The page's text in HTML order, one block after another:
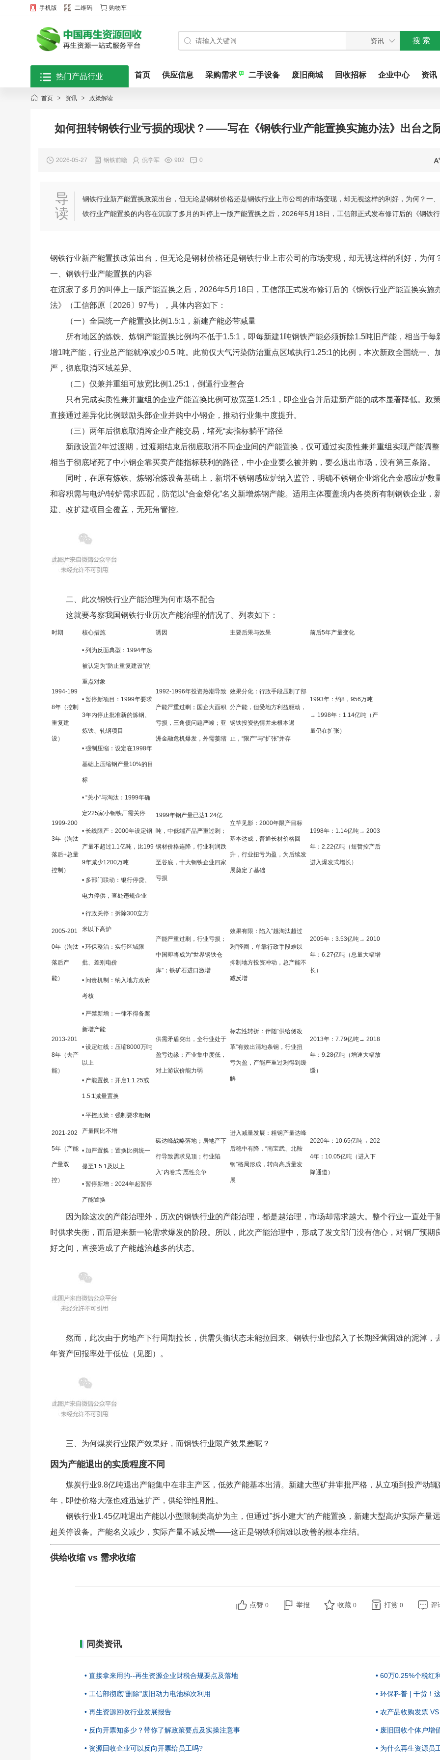
手机版 二维码 购物车
热门产品行业 首页 供应信息 采购需求 二手设备 废旧商城 回收招标 企业中心 资讯
首页 > 资讯 > 政策解读
如何扭转钢铁行业亏损的现状？——写在《钢铁行业产能置换实施办法》出台之
2026-05-27 钢铁前瞻 倪学军 902 0
导
读
钢铁行业新产能置换政策出台，但无论是钢材价格还是钢铁行业上市公司的市场变现，却无视这样的利好，为何？一
铁行业产能置换的内容在沉寂了多月的叫停上一版产能置换之后，2026年5月18日，工信部正式发布修订后的《钢铁
钢铁行业新产能置换政策出台，但无论是钢材价格还是钢铁行业上市公司的市场变现，却无视这样的利好，为何
一、钢铁行业产能置换的内容
在沉寂了多月的叫停上一版产能置换之后，2026年5月18日，工信部正式发布修订后的《钢铁行业产能置换实施
法》（工信部原〔2026〕97号），具体内容如下：
（一）全国统一产能置换比例1.5:1，新建产能必带减量
所有地区的炼铁、炼钢产能置换比例均不低于1.5:1，即每新建1吨钢铁产能必须拆除1.5吨旧产能，相当于每
增1吨产能，行业总产能就净减少0.5 吨。此前仅大气污染防治重点区域执行1.25:1的比例，本次新政全国统一、
严，彻底取消区域差异。
（二）仅兼并重组可放宽比例1.25:1，倒逼行业整合
只有完成实质性兼并重组的企业产能置换比例可放宽至1.25:1，即企业合并后建新产能的成本显著降低。政
直接通过差异化比例鼓励头部企业并购中小钢企，推动行业集中度提升。
（三）两年后彻底取消跨企业产能交易，堵死“卖指标躺平”路径
新政设置2年过渡期，过渡期结束后彻底取消不同企业间的产能置换，仅可通过实质性兼并重组实现产能调
相当于彻底堵死了中小钢企靠买卖产能指标获利的路径，中小企业要么被并购，要么退出市场，没有第三条路。
同时，在原有炼铁、炼钢冶炼设备基础上，新增不锈钢感应炉纳入监管，明确不锈钢企业熔化合金感应炉数
和容积需与电炉/转炉需求匹配，防范以“合金熔化”名义新增炼钢产能。适用主体覆盖境内各类所有制钢铁企业，
建、改扩建项目全覆盖，无死角管控。
二、此次钢铁行业产能治理为何市场不配合
这就要考察我国钢铁行业历次产能治理的情况了。列表如下：
时期 核心措施 诱因 主要后果与效果 前后5年产量变化
1994-199
8年（控制
重复建
设）
• 列为反面典型：1994年起
被认定为“防止重复建设”的
重点对象
1992-1996年投资热潮导致
产能严重过剩；国企大面积
亏损，三角债问题严峻；亚
洲金融危机爆发，外需萎缩
效果分化：行政手段压制了部
分产能，但受地方利益驱动，
钢铁投资热情并未根本遏
止，“限产”与“扩张”并存
1993年：约8，956万吨
→ 1998年：1.14亿吨（产
量仍在扩张）
• 暂停新项目：1999年要求
3年内停止批准新的炼钢、
炼铁、轧钢项目
• 强制压缩：设定在1998年
基础上压缩钢产量10%的目
标
1999-200
3年（淘汰
落后+总量
控制）
• “关小”与淘汰：1999年确
定225家小钢铁厂需关停 1999年钢产量已达1.24亿
吨，中低端产品严重过剩；
钢材价格连降，行业利润跌
至谷底，十大钢铁企业四家
亏损
立竿见影：2000年限产目标
基本达成，普通长材价格回
升，行业扭亏为盈，为后续发
展奠定了基础
1998年：1.14亿吨→ 2003
年：2.22亿吨（短暂控产后
进入爆发式增长）
• 长线限产：2000年设定钢
产量不超过1.1亿吨，比199
9年减少1200万吨
• 多部门联动：银行停贷、
电力停供，查处违规企业
2005-201
0年（淘汰
落后产
能）
• 行政关停：拆除300立方
米以下高炉
产能严重过剩，行业亏损；
中国即将成为“世界钢铁仓
库”；铁矿石进口激增
效果有限：陷入“越淘汰越过
剩”怪圈，单靠行政手段难以
抑制地方投资冲动，总产能不
减反增
2005年：3.53亿吨→ 2010
年：6.27亿吨（总量大幅增
长）
• 环保整治：实行区域限
批、差别电价
• 问责机制：纳入地方政府
考核
2013-201
8年（去产
能）
• 严禁新增：一律不得备案
新增产能
供需矛盾突出，全行业处于
盈亏边缘；产业集中度低，
对上游议价能力弱
标志性转折：伴随“供给侧改
革”有效出清地条钢，行业扭
亏为盈，产能严重过剩得到缓
解
2013年：7.79亿吨→ 2018
年：9.28亿吨（增速大幅放
缓）
• 设定红线：压缩8000万吨
以上
• 产能置换：开启1:1.25或
1.5:1减量置换
2021-202
5年（产能
产量双
控）
• 平控政策：强制要求粗钢
产量同比不增
碳达峰战略落地；房地产下
行导致需求见顶；行业陷
入“内卷式”恶性竞争
进入减量发展：粗钢产量达峰
后稳中有降，“南宝武、北鞍
钢”格局形成，转向高质量发
展
2020年：10.65亿吨→ 202
4年：10.05亿吨（进入下
降通道）
• 加严置换：置换比例统一
提至1.5:1及以上
• 暂停新增：2024年起暂停
产能置换
因为除这次的产能治理外，历次的钢铁行业的产能治理，都是越治理，市场却需求越大。整个行业一直处于
时供求失衡，而后迎来新一轮需求爆发的阶段。所以，此次产能治理中，形成了发文部门没有信心，对钢厂预期
好之间，直接造成了产能越治越多的状态。
然而，此次由于房地产下行周期拉长，供需失衡状态未能拉回来。钢铁行业也陷入了长期经营困难的泥淖，
年资产回报率处于低位（见图）。
三、为何煤炭行业限产效果好，而钢铁行业限产效果差呢？
因为产能退出的实质程度不同
煤炭行业9.8亿吨退出产能集中在非主产区，低效产能基本出清。新建大型矿井审批严格，从立项到投产动辄
年，即使价格大涨也难迅速扩产，供给弹性刚性。
钢铁行业1.45亿吨退出产能以小型限制类高炉为主，但通过"拆小建大"的产能置换，新建大型高炉实际产量远
超关停设备。产能名义减少，实际产量不减反增——这正是钢铁利润难以改善的根本症结。
供给收缩 vs 需求收缩
点赞 0 举报 收藏 0 打赏 0 评
同类资讯
• 直接拿来用的--再生资源企业财税合规要点及落地 • 60万0.25%个税红
• 工信部彻底"删除"废旧动力电池梯次利用 • 环保科普 | 干货！
• 再生资源回收行业发展报告 • 农产品收购发票
• 反向开票知多少？带你了解政策要点及实操注意事 • 废旧回收个体户增
• 资源回收企业可以反向开票给员工吗? • 为什么再生资源员